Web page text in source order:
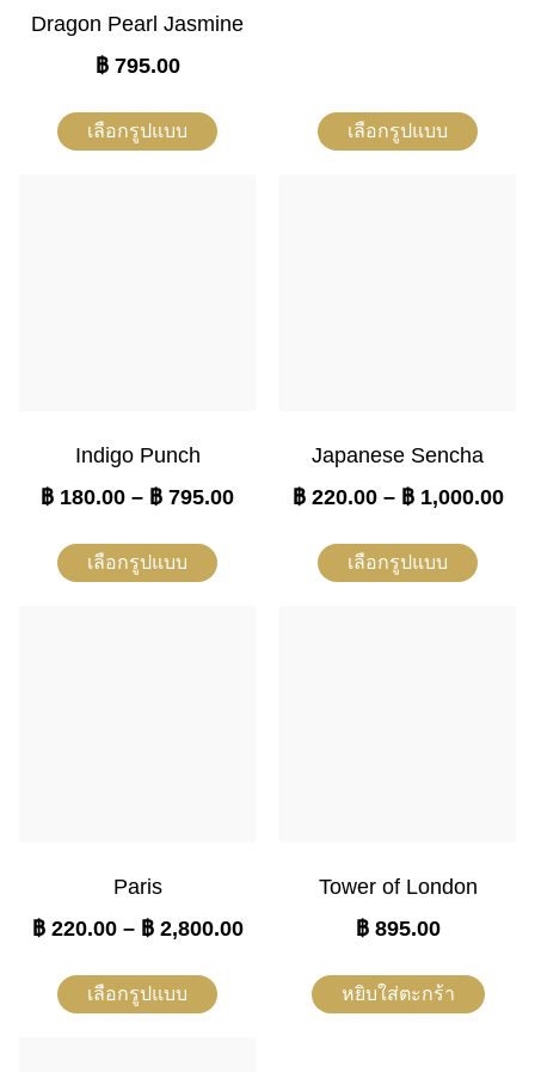
Dragon Pearl Jasmine
฿795.00
เลือกรูปแบบ เลือกรูปแบบ
Indigo Punch
฿ 180.00 – ฿ 795.00
เลือกรูปแบบ
Japanese Sencha
฿220.00 – ฿1,000.00
เลือกรูปแบบ
Paris
฿220.00 – ฿2,800.00
เลือกรูปแบบ
Tower of London
฿895.00
หยิบใส่ตะกร้า